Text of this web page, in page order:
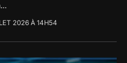
2026 À 14H54